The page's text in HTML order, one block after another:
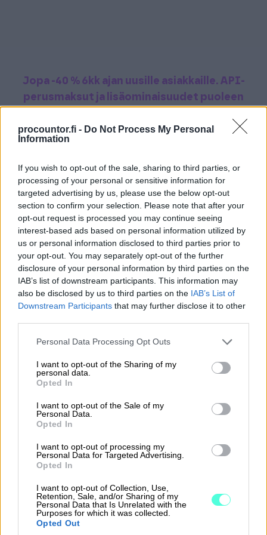
procountor.fi - Do Not Process My Personal
Information
If you wish to opt-out of the sale, sharing to third parties, or
processing of your personal or sensitive information for
targeted advertising by us, please use the below opt-out
section to confirm your selection. Please note that after your
opt-out request is processed you may continue seeing
interest-based ads based on personal information utilized by
us or personal information disclosed to third parties prior to
your opt-out. You may separately opt-out of the further
disclosure of your personal information by third parties on the
IAB’s list of downstream participants. This information may
also be disclosed by us to third parties on the IAB’s List of
Downstream Participants that may further disclose it to other
Please note that this website/app uses one or more Google
not limited to your visit or usage behaviour. You may click to
grant or deny consent to Google and its third-party tags to
use your data for below specified purposes in below Google
consent section.
Personal Data Processing Opt Outs
I want to opt-out of the Sharing of my
personal data.
Opted In
I want to opt-out of the Sale of my
Personal Data.
Opted In
I want to opt-out of processing my
Personal Data for Targeted Advertising.
Opted In
I want to opt-out of Collection, Use,
Retention, Sale, and/or Sharing of my
Personal Data that Is Unrelated with the
Purposes for which it was collected.
Opted Out
Jopa -40 % 6kk ajan uusille asiakkaille. API-
perusmaksut ja lisäominaisuudet puoleen
aloitus.Lue lisää.
Automatisoi ja selkeytä
taloushallintoasi
Vähennä virheitä, säästä aikaa ja hyödynnä
ominaisuudet, joilla poistat toistuvien rutiinien
tekemisen.